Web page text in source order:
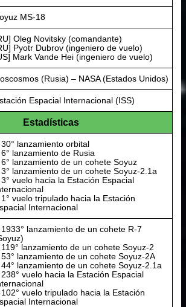
MS-18
Oleg Novitsky (comandante)
Pyotr Dubrov (ingeniero de vuelo)
Mark Vande Hei (ingeniero de vuelo)
(Rusia) – NASA (Estados Unidos)
Espacial Internacional (ISS)
Estadísticas
lanzamiento orbital
lanzamiento de Rusia
lanzamiento de un cohete Soyuz
lanzamiento de un cohete Soyuz-2.1a
vuelo hacia la Estación Espacial
vuelo tripulado hacia la Estación
Internacional
lanzamiento de un cohete R-7
lanzamiento de un cohete Soyuz-2
lanzamiento de un cohete Soyuz-2A
lanzamiento de un cohete Soyuz-2.1a
vuelo hacia la Estación Espacial
vuelo tripulado hacia la Estación
Internacional